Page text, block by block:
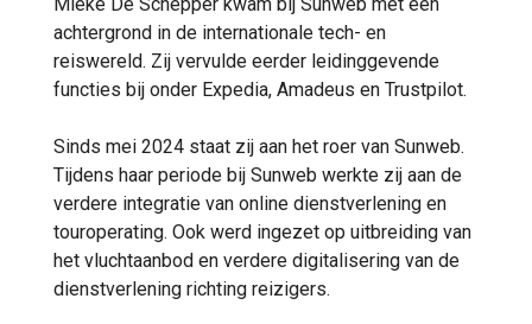
achtergrond in de internationale tech- en
reiswereld. Zij vervulde eerder leidinggevende
functies bij onder Expedia, Amadeus en Trustpilot.
Sinds mei 2024 staat zij aan het roer van Sunweb.
Tijdens haar periode bij Sunweb werkte zij aan de
verdere integratie van online dienstverlening en
touroperating. Ook werd ingezet op uitbreiding van
het vluchtaanbod en verdere digitalisering van de
dienstverlening richting reizigers.